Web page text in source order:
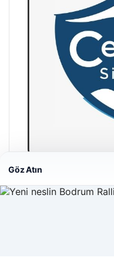
Hastaş Beton
26/05/2026
Web sitemizi nasıl
deneyiminizi
Göz Atın